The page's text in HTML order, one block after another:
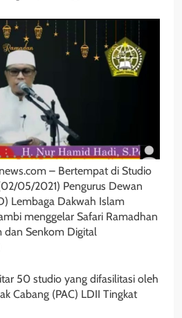
– Bertempat di Studio
05/2021) Pengurus Dewan
Lembaga Dakwah Islam
menggelar Safari Ramadhan
dan Senkom Digital
50 studio yang difasilitasi oleh
Cabang (PAC) LDII Tingkat